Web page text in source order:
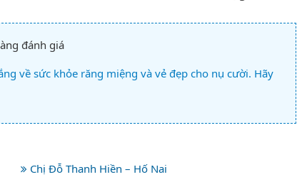
đánh giá
về sức khỏe răng miệng và vẻ đẹp cho nụ cười. Hãy
Chị Đỗ Thanh Hiền – Hố Nai